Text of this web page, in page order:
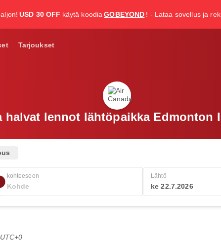
USD 30 OFF käytä koodia GOBEYOND ! - Lataa sovellus ja
Tarjoukset
halvat lennot lähtöpaikka Edmonton
kohteeseen Lähtö
ke 22.7.2026